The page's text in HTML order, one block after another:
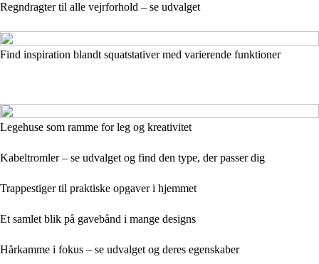
Regndragter til alle vejrforhold – se udvalget
Find inspiration blandt squatstativer med varierende funktioner
Legehuse som ramme for leg og kreativitet
Kabeltromler – se udvalget og find den type, der passer dig
Trappestiger til praktiske opgaver i hjemmet
Et samlet blik på gavebånd i mange designs
Hårkamme i fokus – se udvalget og deres egenskaber